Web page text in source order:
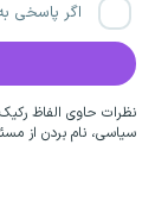
اگر پاسخی
نظرات حاوی الفاظ
سیاسی، نام بردن از